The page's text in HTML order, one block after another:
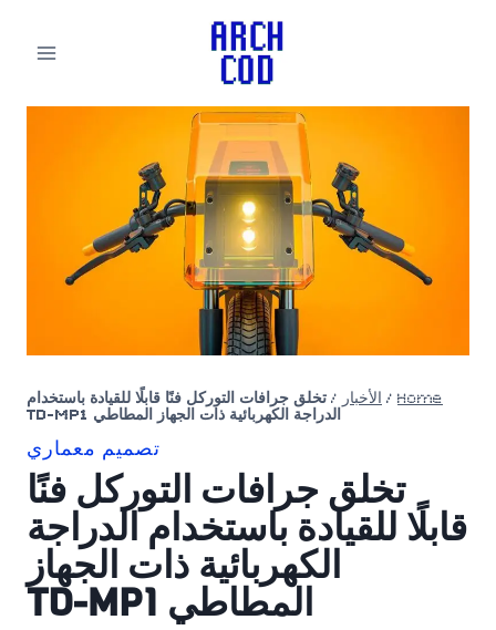
Home
/ الأخبار / تخلق جرافات التوركل فنًا قابلًا للقيادة باستخدام
الدراجة الكهربائية ذات الجهاز المطاطي TD-MP1
تصميم معماري
تخلق جرافات التوركل فنًا
قابلًا للقيادة باستخدام الدراجة
الكهربائية ذات الجهاز
المطاطي TD-MP1